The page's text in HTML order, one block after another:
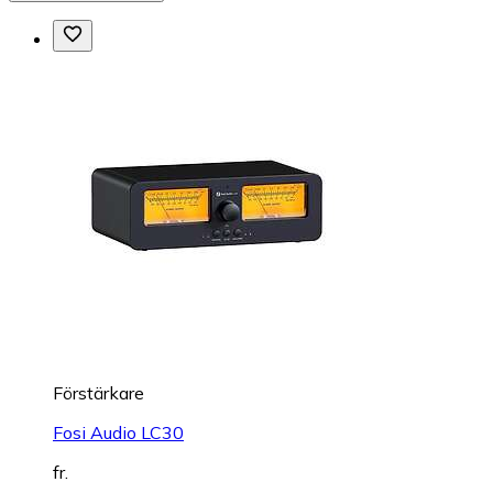
Förstärkare
Fosi Audio LC30
fr.